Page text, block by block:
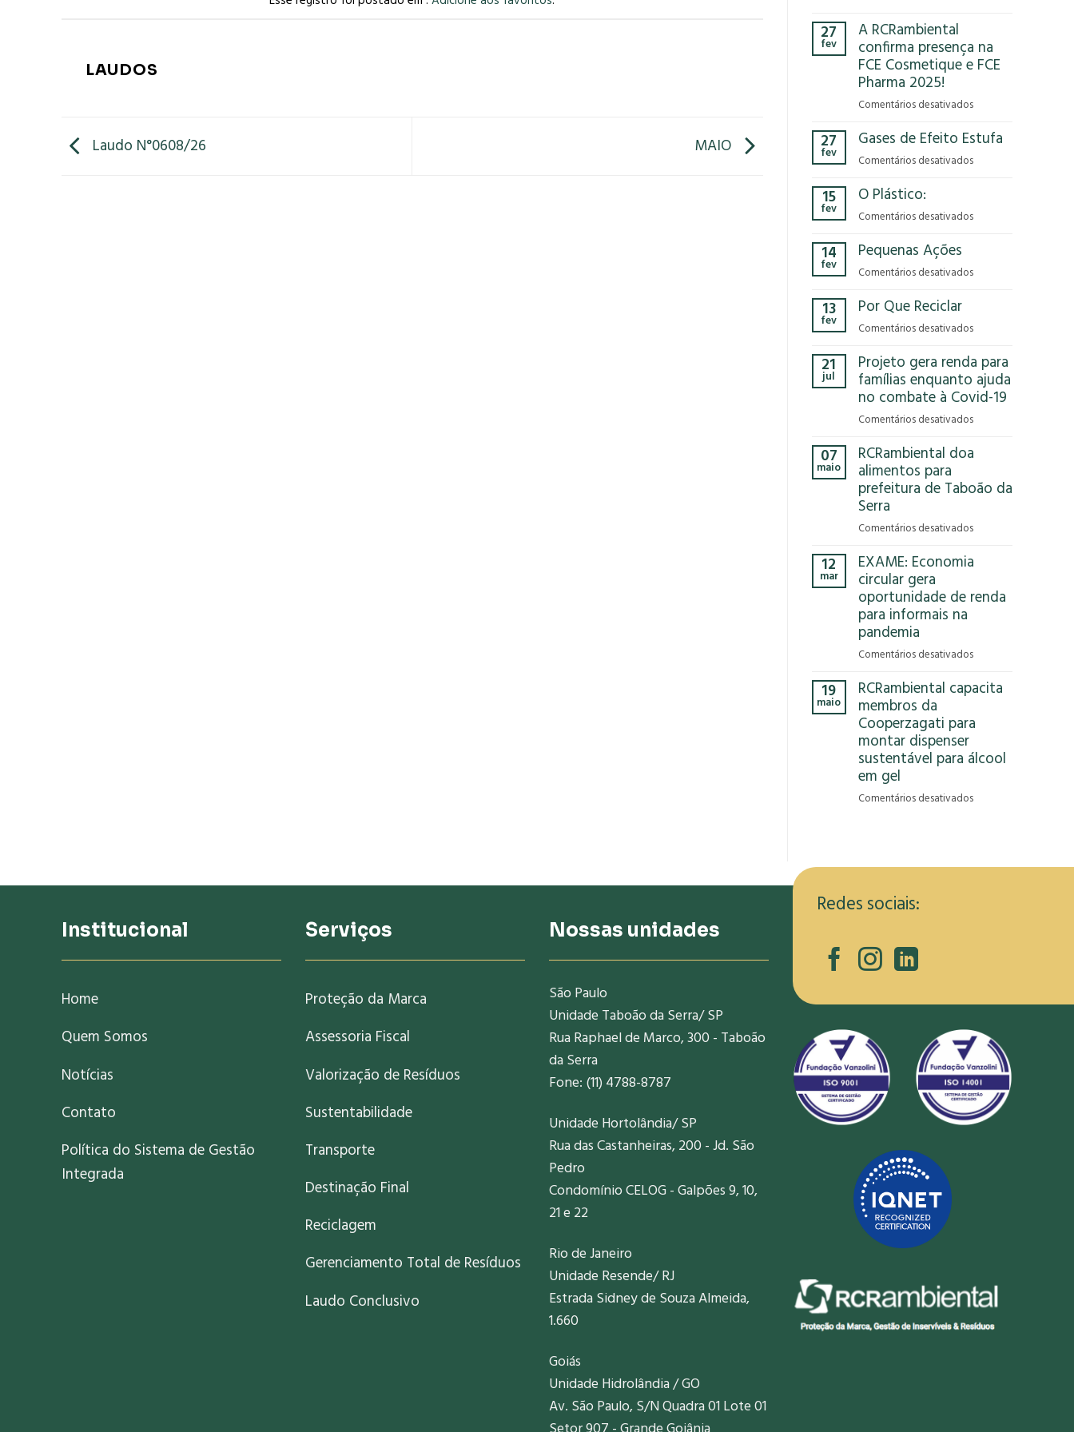
LAUDOS
Laudo N°0608/26 MAIO
parou
para
impacto
que
o
modelo
no
27
fev
A RCRambiental
confirma presença na
FCE Cosmetique e FCE
Pharma 2025!
Comentários desativadosem
RCRambiental
confirma
Cosmetique
Pharma
27
fev
Gases de Efeito Estufa
Comentários desativadosem
Efeito
15
fev
O Plástico:
Comentários desativadosem
14
fev
Pequenas Ações
Comentários desativadosem
13
fev
Por Que Reciclar
Comentários desativadosem
Que
Reciclar
21
jul
Projeto gera renda para
famílias enquanto ajuda
no combate à Covid-19
Comentários desativadosem
gera
para
ajuda
combate
Covid-
07
maio
RCRambiental doa
alimentos para
prefeitura de Taboão da
Serra
Comentários desativadosem
doa
para
da
Serra
12
mar
EXAME: Economia
circular gera
oportunidade de renda
para informais na
pandemia
Comentários desativadosem
Economia
gera
de
informais
19
maio
RCRambiental capacita
membros da
Cooperzagati para
montar dispenser
sustentável para álcool
em gel
Comentários desativadosem
da
Institucional
Home
Quem Somos
Notícias
Contato
Política do Sistema de Gestão
Integrada
Serviços
Proteção da Marca
Assessoria Fiscal
Valorização de Resíduos
Sustentabilidade
Transporte
Destinação Final
Reciclagem
Gerenciamento Total de Resíduos
Laudo Conclusivo
Nossas unidades
São Paulo
Unidade Taboão da Serra/ SP
Rua Raphael de Marco, 300 - Taboão
da Serra
Fone: (11) 4788-8787
Unidade Hortolândia/ SP
Rua das Castanheiras, 200 - Jd. São
Pedro
Condomínio CELOG - Galpões 9, 10,
21 e 22
Rio de Janeiro
Unidade Resende/ RJ
Estrada Sidney de Souza Almeida,
1.660
Goiás
Unidade Hidrolândia / GO
Av. São Paulo, S/N Quadra 01 Lote 01
Redes sociais: